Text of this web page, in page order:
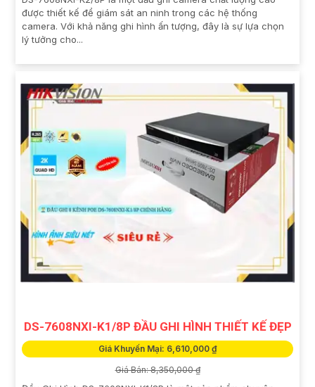
được thiết kế để giám sát an ninh trong các hệ thống
camera. Với khả năng ghi hình ấn tượng, đây là sự lựa chọn
lý tưởng cho...
DS-7608NXI-K1/8P ĐẦU GHI HÌNH THIẾT KẾ ĐẸP
Giá Khuyến Mại: 6,610,000 ₫
Giá Bán: 8,350,000 ₫